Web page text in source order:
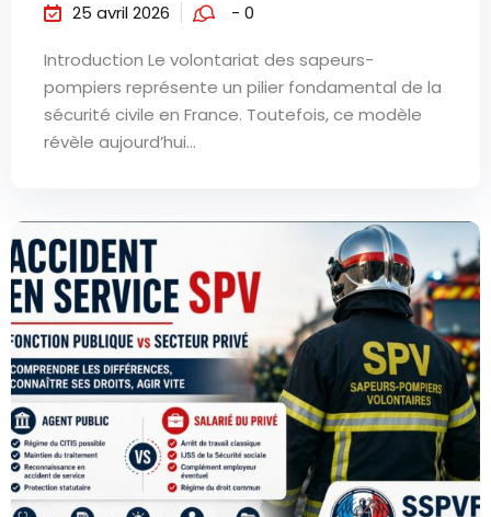
25 avril 2026 - 0
Introduction Le volontariat des sapeurs-
pompiers représente un pilier fondamental de la
sécurité civile en France. Toutefois, ce modèle
révèle aujourd’hui...